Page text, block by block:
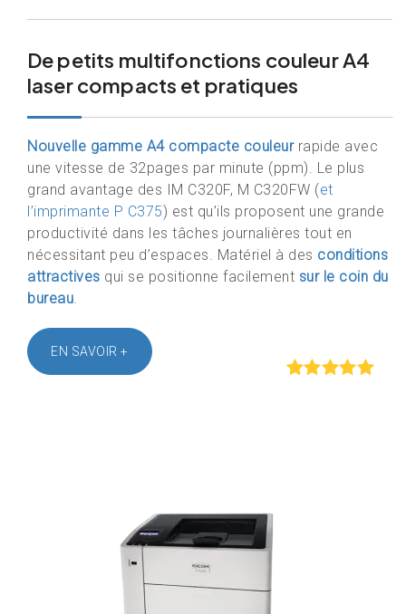
De petits multifonctions couleur A4
laser compacts et pratiques
Nouvelle gamme A4 compacte couleurrapide avec
une vitesse de 32pages par minute (ppm). Le plus
grand avantage des IM C320F, M C320FW (et
l’imprimante P C375) est qu’ils proposent une grande
productivité dans les tâches journalières tout en
nécessitant peu d’espaces. Matériel à des conditions
attractives qui se positionne facilement sur le coin du
bureau.
EN SAVOIR +